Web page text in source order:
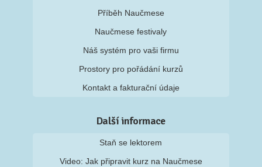
Příběh Naučmese
Naučmese festivaly
Náš systém pro vaši firmu
Prostory pro pořádání kurzů
Kontakt a fakturační údaje
Další informace
Staň se lektorem
Video: Jak připravit kurz na Naučmese